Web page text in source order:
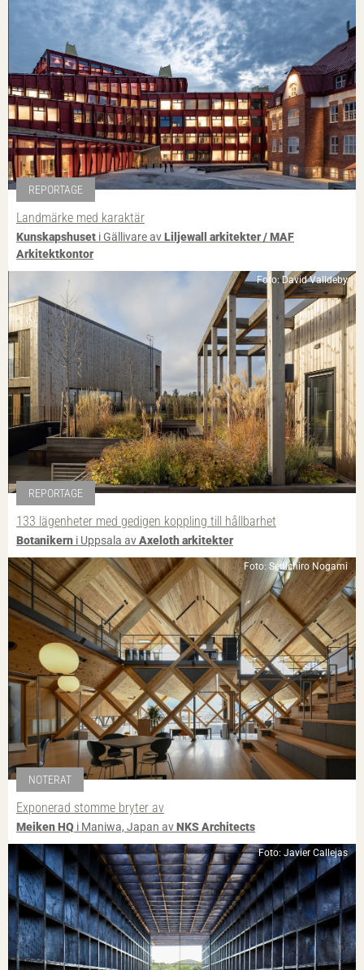
REPORTAGE
Landmärke med karaktär
Kunskapshuset i Gällivare avLiljewall arkitekter / MAF
Arkitektkontor
Foto: David Valldeby
REPORTAGE
133 lägenheter med gedigen koppling till hållbarhet
Botanikern i Uppsala avAxeloth arkitekter
Foto: Senichiro Nogami
NOTERAT
Exponerad stomme bryter av
Meiken HQ i Maniwa, Japan avNKS Architects
Foto: Javier Callejas